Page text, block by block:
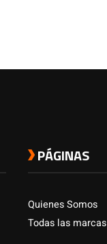
PÁGINAS
Quienes Somos
Todas las marcas